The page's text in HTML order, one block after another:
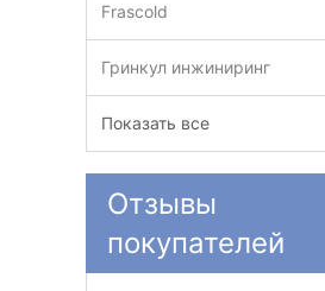
Frascold
Гринкул инжиниринг
Показать все
Отзывы
покупателей